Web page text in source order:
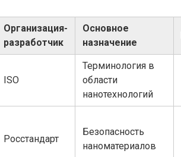
Организация-
разработчик
Основное
назначение
ISO
Терминология в
области
нанотехнологий
Росстандарт
Безопасность
наноматериалов